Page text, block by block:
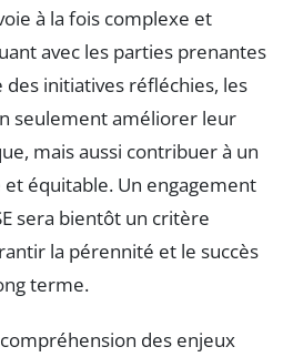
à la fois complexe et
avec les parties prenantes
initiatives réfléchies, les
seulement améliorer leur
mais aussi contribuer à un
équitable. Un engagement
sera bientôt un critère
la pérennité et le succès
terme.
des enjeux